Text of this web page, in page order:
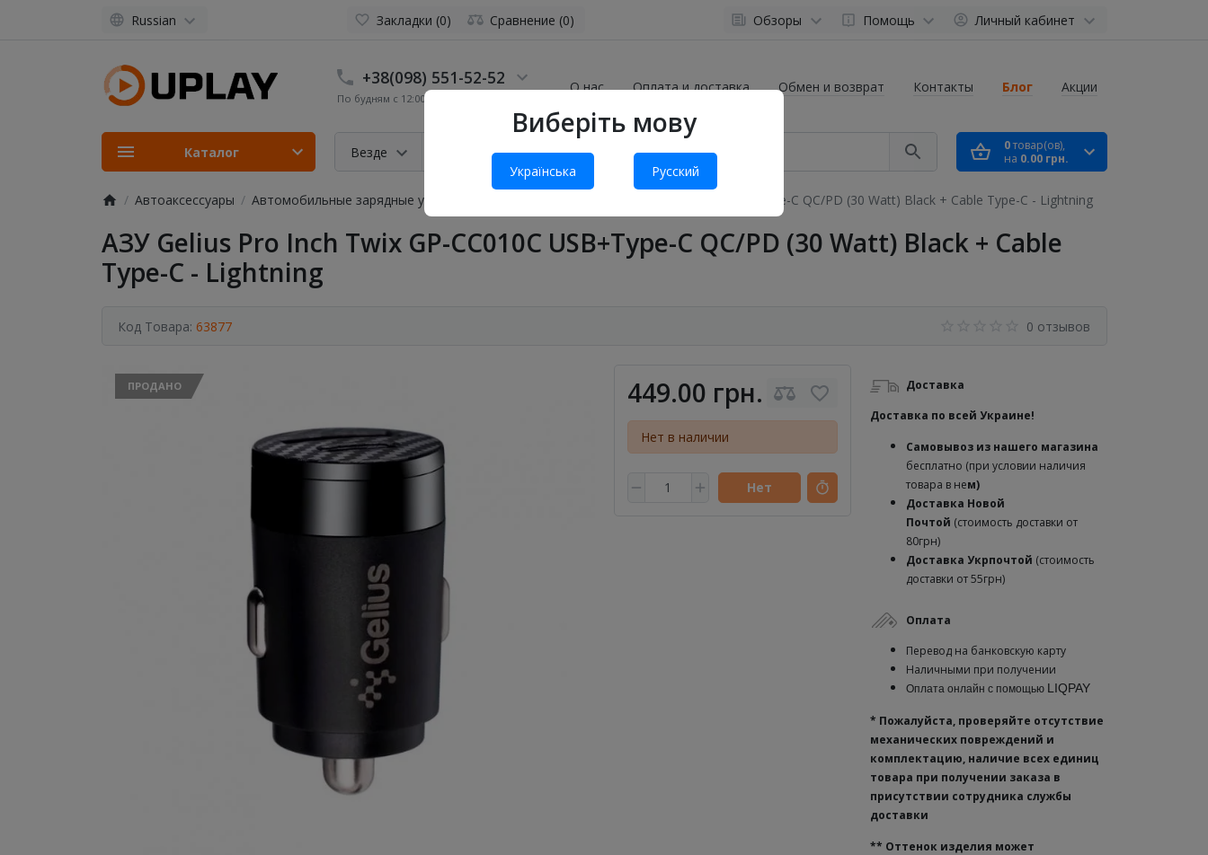
Виберіть мову
Українська Русский
Russian Закладки (0) Сравнение (0) Обзоры Помощь Личный кабинет
+38(098) 551-52-52
По будням с 12:00 до 19:00
Везде
О нас Оплата и доставка Обмен и возврат Контакты Блог Акции
0товар(ов),
на 0.00 грн.
Каталог
Автоаксессуары Автомобильные зарядные устройства АЗУ Gelius Pro Inch Twix GP-CC010C USB+Type-C QC/PD (30 Watt) Black + Cable Type-C - Lightning
АЗУ Gelius Pro Inch Twix GP-CC010C USB+Type-C QC/PD (30 Watt) Black + Cable
Type-C - Lightning
Код Товара: 63877 0 отзывов
ПРОДАНО 449.00 грн.
Нет в наличии
Нет
Доставка
Доставка по всей Украине!
Самовывоз из нашего магазина
бесплатно (при условии наличия
товара в нем)
Доставка Новой
Почтой (стоимость доставки от
80грн)
Доставка Укрпочтой (стоимость
доставки от 55грн)
Оплата
Перевод на банковскую карту
Наличными при получении
Оплата онлайн с помощью LIQPAY
* Пожалуйста, проверяйте отсутствие
механических повреждений и
комплектацию, наличие всех единиц
товара при получении заказа в
присутствии сотрудника службы
доставки
** Оттенок изделия может